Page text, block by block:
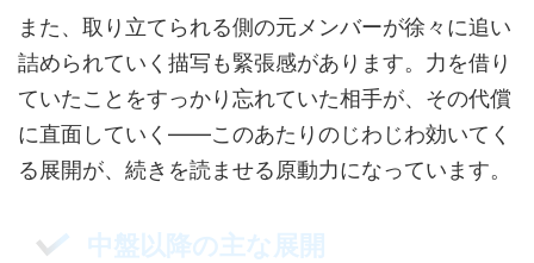
また、取り立てられる側の元メンバーが徐々に追い
詰められていく描写も緊張感があります。力を借り
ていたことをすっかり忘れていた相手が、その代償
に直面していく——このあたりのじわじわ効いてく
る展開が、続きを読ませる原動力になっています。
中盤以降の主な展開